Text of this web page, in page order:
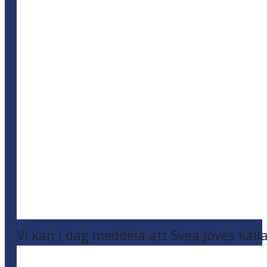
Vi kan i dag meddela att Svea Jöves